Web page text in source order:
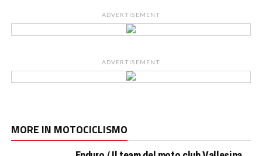
ADVERTISEMENT
ADVERTISEMENT
MORE IN MOTOCICLISMO